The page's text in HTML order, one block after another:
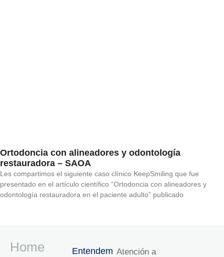
Ortodoncia con alineadores y odontología
restauradora – SAOA
Les compartimos el siguiente caso clínico KeepSmiling que fue
presentado en el artículo científico “Ortodoncia con alineadores y
odontología restauradora en el paciente adulto” publicado
Home
Entendem Atención a